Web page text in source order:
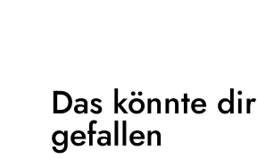
Das könnte dir
gefallen